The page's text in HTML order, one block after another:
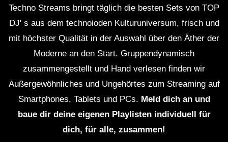
Techno Streams bringt täglich die besten Sets von TOP
DJ' s aus dem technoioden Kulturuniversum, frisch und
mit höchster Qualität in der Auswahl über den Äther der
Moderne an den Start. Gruppendynamisch
zusammengestellt und Hand verlesen finden wir
Außergewöhnliches und Ungehörtes zum Streaming auf
Smartphones, Tablets und PCs. Meld dich an und
baue dir deine eigenen Playlisten individuell für
dich, für alle, zusammen!